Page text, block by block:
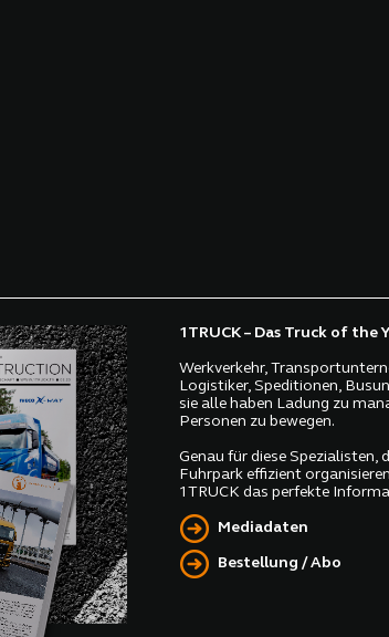
1TRUCK – Das Truck of the
Werkverkehr,
Logistiker, Speditionen,
sie alle haben Ladung zu
Personen zu bewegen.
Genau für diese Spezialisten,
Fuhrpark effizient
1TRUCK das perfekte
Mediadaten
Bestellung / Abo